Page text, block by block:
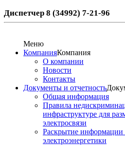
Диспетчер 8 (34992) 7-21-96
Меню
КомпанияКомпания
О компании
Новости
Контакты
Документы и отчетность
Общая информация
Правила
инфраструктуре для
электросвязи
Раскрытие информации
электроэнергетики